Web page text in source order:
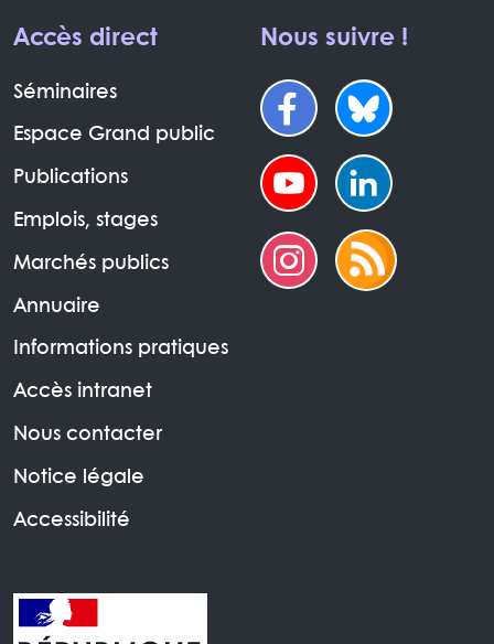
Accès direct
Séminaires
Espace Grand public
Publications
Emplois, stages
Marchés publics
Annuaire
Informations pratiques
Accès intranet
Nous contacter
Notice légale
Accessibilité
Nous suivre !